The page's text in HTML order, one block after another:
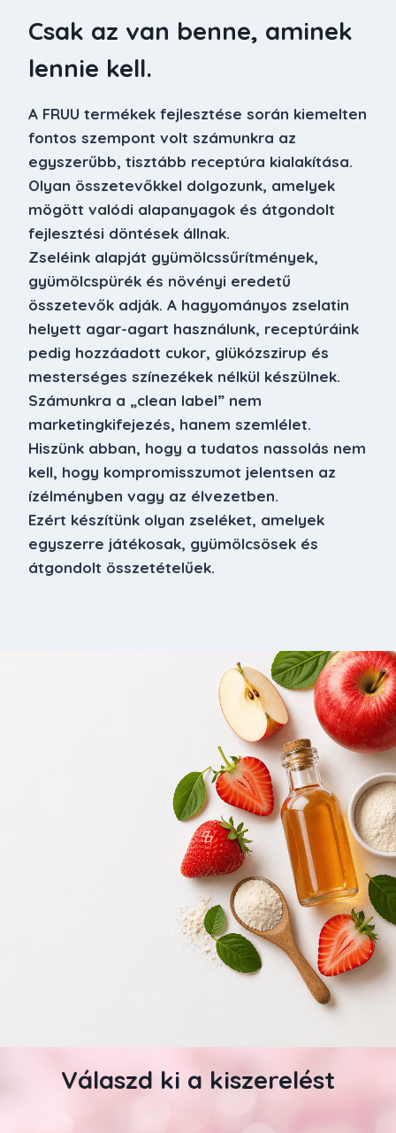
Csak az van benne, aminek
lennie kell.
A FRUU termékek fejlesztése során kiemelten
fontos szempont volt számunkra az
egyszerűbb, tisztább receptúra kialakítása.
Olyan összetevőkkel dolgozunk, amelyek
mögött valódi alapanyagok és átgondolt
fejlesztési döntések állnak.
Zseléink alapját gyümölcssűrítmények,
gyümölcspürék és növényi eredetű
összetevők adják. A hagyományos zselatin
helyett agar-agart használunk, receptúráink
pedig hozzáadott cukor, glükózszirup és
mesterséges színezékek nélkül készülnek.
Számunkra a „clean label” nem
marketingkifejezés, hanem szemlélet.
Hiszünk abban, hogy a tudatos nassolás nem
kell, hogy kompromisszumot jelentsen az
ízélményben vagy az élvezetben.
Ezért készítünk olyan zseléket, amelyek
egyszerre játékosak, gyümölcsösek és
átgondolt összetételűek.
Válaszd ki a kiszerelést